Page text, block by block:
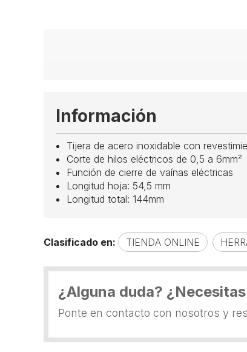
Información
Tijera de acero inoxidable con
Corte de hilos eléctricos de 0,5 a 6mm²
Función de cierre de vaínas eléctricas
Longitud hoja: 54,5 mm
Longitud total: 144mm
Clasificado en: TIENDA ONLINE
¿Alguna duda?
Ponte en contacto con nosotros y